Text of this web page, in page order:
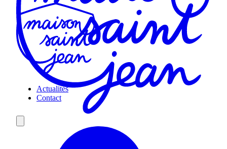
Actualités
Contact